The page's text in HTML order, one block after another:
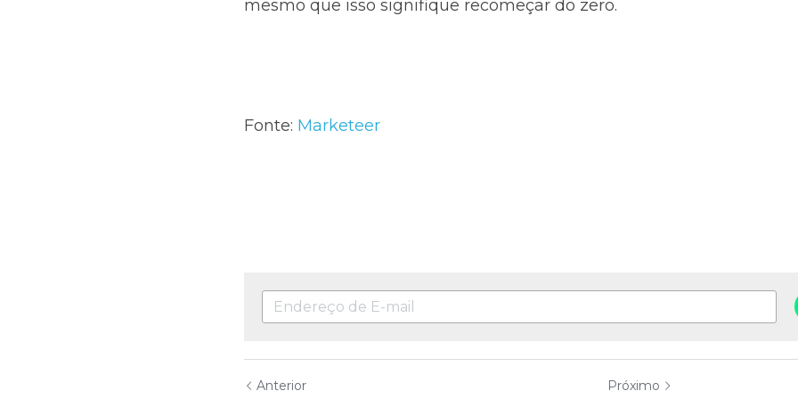
mesmo que isso signifique recomeçar do zero.
Fonte: Marketeer
Anterior Próximo